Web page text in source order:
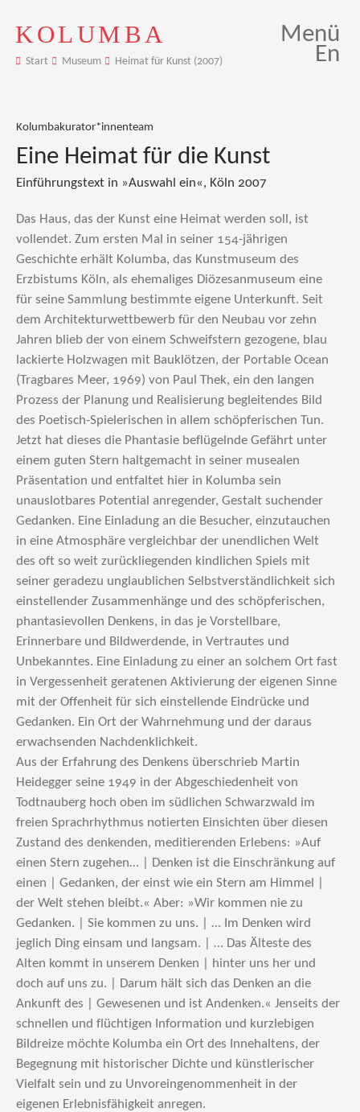
KOLUMBA
Start Museum Heimat für Kunst (2007)
Menü
En
Kolumbakurator*innenteam
Eine Heimat für die Kunst
Einführungstext in »Auswahl ein«, Köln 2007
Das Haus, das der Kunst eine Heimat werden soll, ist
vollendet. Zum ersten Mal in seiner 154-jährigen
Geschichte erhält Kolumba, das Kunstmuseum des
Erzbistums Köln, als ehemaliges Diözesanmuseum eine
für seine Sammlung bestimmte eigene Unterkunft. Seit
dem Architekturwettbewerb für den Neubau vor zehn
Jahren blieb der von einem Schweifstern gezogene, blau
lackierte Holzwagen mit Bauklötzen, der Portable Ocean
(Tragbares Meer, 1969) von Paul Thek, ein den langen
Prozess der Planung und Realisierung begleitendes Bild
des Poetisch-Spielerischen in allem schöpferischen Tun.
Jetzt hat dieses die Phantasie beflügelnde Gefährt unter
einem guten Stern haltgemacht in seiner musealen
Präsentation und entfaltet hier in Kolumba sein
unauslotbares Potential anregender, Gestalt suchender
Gedanken. Eine Einladung an die Besucher, einzutauchen
in eine Atmosphäre vergleichbar der unendlichen Welt
des oft so weit zurückliegenden kindlichen Spiels mit
seiner geradezu unglaublichen Selbstverständlichkeit sich
einstellender Zusammenhänge und des schöpferischen,
phantasievollen Denkens, in das je Vorstellbare,
Erinnerbare und Bildwerdende, in Vertrautes und
Unbekanntes. Eine Einladung zu einer an solchem Ort fast
in Vergessenheit geratenen Aktivierung der eigenen Sinne
mit der Offenheit für sich einstellende Eindrücke und
Gedanken. Ein Ort der Wahrnehmung und der daraus
erwachsenden Nachdenklichkeit.
Aus der Erfahrung des Denkens überschrieb Martin
Heidegger seine 1949 in der Abgeschiedenheit von
Todtnauberg hoch oben im südlichen Schwarzwald im
freien Sprachrhythmus notierten Einsichten über diesen
Zustand des denkenden, meditierenden Erlebens: »Auf
einen Stern zugehen… | Denken ist die Einschränkung auf
einen | Gedanken, der einst wie ein Stern am Himmel |
der Welt stehen bleibt.« Aber: »Wir kommen nie zu
Gedanken. | Sie kommen zu uns. | … Im Denken wird
jeglich Ding einsam und langsam. | … Das Älteste des
Alten kommt in unserem Denken | hinter uns her und
doch auf uns zu. | Darum hält sich das Denken an die
Ankunft des | Gewesenen und ist Andenken.« Jenseits der
schnellen und flüchtigen Information und kurzlebigen
Bildreize möchte Kolumba ein Ort des Innehaltens, der
Begegnung mit historischer Dichte und künstlerischer
Vielfalt sein und zu Unvoreingenommenheit in der
eigenen Erlebnisfähigkeit anregen.